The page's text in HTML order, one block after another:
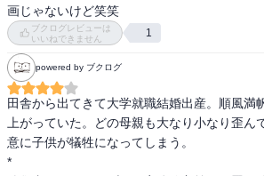
画じゃないけど笑笑
ブクログレビューは
いいねできません
1
powered by ブクログ
田舎から出てきて大学就職結婚出産。順風満
上がっていた。どの母親も大なり小なり歪ん
意に子供が犠牲になってしまう。
*